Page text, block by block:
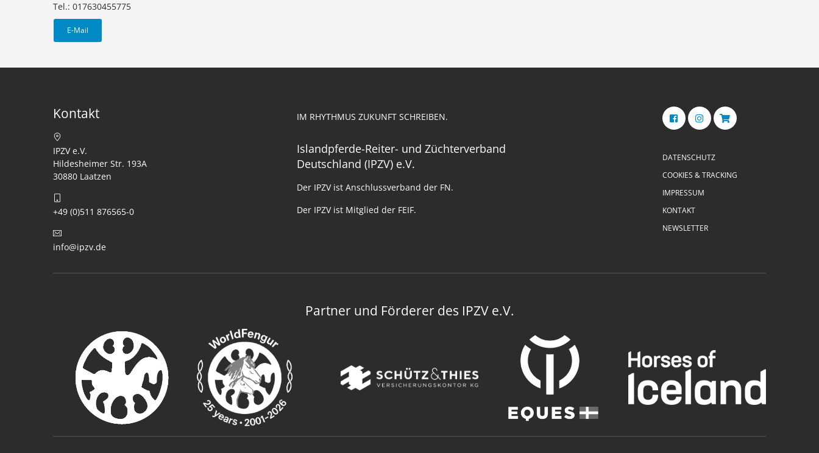
Tel.: 017630455775
E-Mail
Kontakt
IPZV e.V.
Hildesheimer Str. 193A
30880 Laatzen
+49 (0)511 876565-0
info@ipzv.de
IM RHYTHMUS ZUKUNFT SCHREIBEN.
Islandpferde-Reiter- und Züchterverband
Deutschland (IPZV) e.V.
Der IPZV ist Anschlussverband der FN.
Der IPZV ist Mitglied der FEIF.
DATENSCHUTZ
COOKIES & TRACKING
IMPRESSUM
KONTAKT
NEWSLETTER
Partner und Förderer des IPZV e.V.